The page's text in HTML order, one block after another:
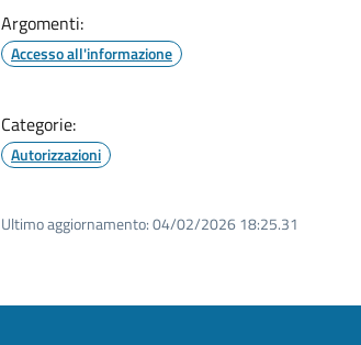
Argomenti:
Accesso all'informazione
Categorie:
Autorizzazioni
Ultimo aggiornamento:04/02/2026 18:25.31